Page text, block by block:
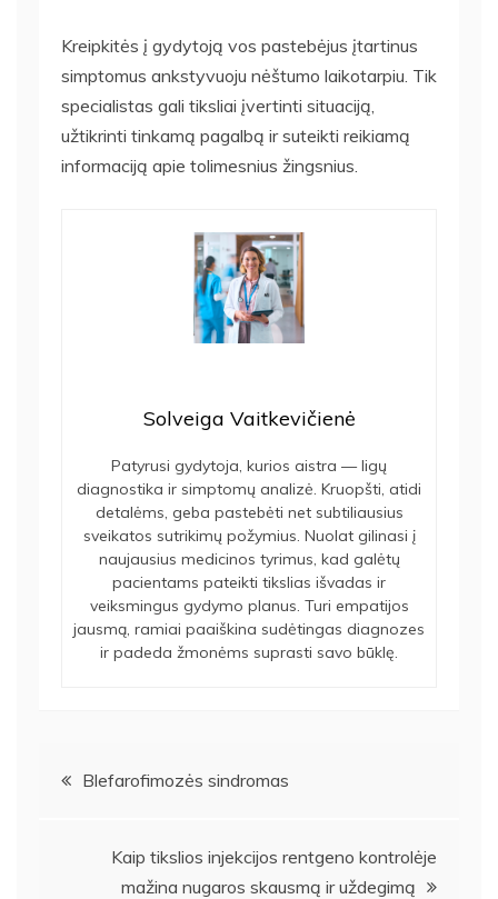
Kreipkitės į gydytoją vos pastebėjus įtartinus
simptomus ankstyvuoju nėštumo laikotarpiu. Tik
specialistas gali tiksliai įvertinti situaciją,
užtikrinti tinkamą pagalbą ir suteikti reikiamą
informaciją apie tolimesnius žingsnius.
Solveiga Vaitkevičienė
Patyrusi gydytoja, kurios aistra — ligų
diagnostika ir simptomų analizė. Kruopšti, atidi
detalėms, geba pastebėti net subtiliausius
sveikatos sutrikimų požymius. Nuolat gilinasi į
naujausius medicinos tyrimus, kad galėtų
pacientams pateikti tikslias išvadas ir
veiksmingus gydymo planus. Turi empatijos
jausmą, ramiai paaiškina sudėtingas diagnozes
ir padeda žmonėms suprasti savo būklę.
Navigacija
Blefarofimozės sindromas
Kaip tikslios injekcijos rentgeno kontrolėje
mažina nugaros skausmą ir uždegimą